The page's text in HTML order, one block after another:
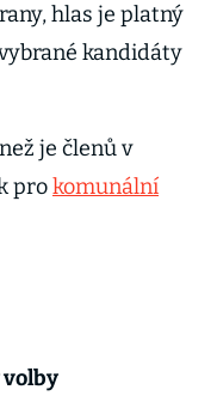
hlas je platný
kandidáty
je členů v
prokomunální